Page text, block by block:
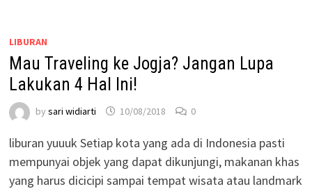
LIBURAN
Mau Traveling ke Jogja? Jangan Lupa
Lakukan 4 Hal Ini!
by sari widiarti 10/08/2018 0
liburan yuuuk Setiap kota yang ada di Indonesia pasti
mempunyai objek yang dapat dikunjungi, makanan khas
yang harus dicicipi sampai tempat wisata atau landmark